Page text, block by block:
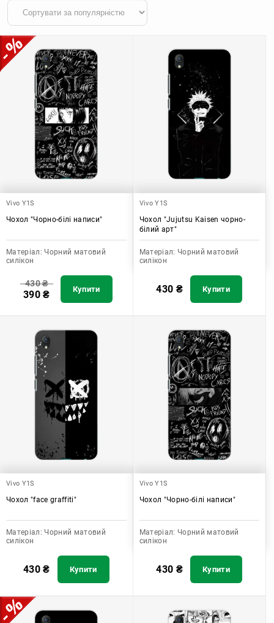
Vivo Y1S
Чохол "Чорно-білі написи"
Матеріал: Чорний матовий
силікон
430₴
390₴ Купити
Vivo Y1S
Чохол "Jujutsu Kaisen чорно-
білий арт"
Матеріал: Чорний матовий
силікон
430 ₴ Купити
Vivo Y1S
Чохол "face graffiti"
Матеріал: Чорний матовий
силікон
430₴ Купити
Vivo Y1S
Чохол "Чорно-білі написи"
Матеріал: Чорний матовий
силікон
430 ₴ Купити